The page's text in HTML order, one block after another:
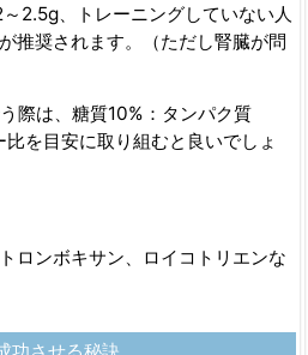
2.5g、トレーニングしていない人
推奨されます。（ただし腎臓が問
際は、糖質10%：タンパク質
を目安に取り組むと良いでしょ
ロンボキサン、ロイコトリエンな
功させる秘訣